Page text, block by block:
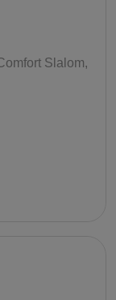
Slalom,